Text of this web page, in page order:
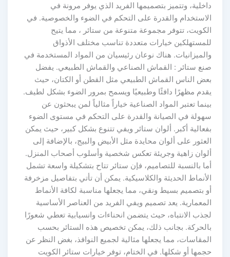
داخلية، وتتميز بتصميمها الفريد الذي يوفر مرونة في
الاستخدام والقدرة على التحكم في الضوء والخصوصية. في
الكويت، تتوفر مجموعة متنوعة من ستائر ، مما يتيح
للمستهلكين خيارات متعددة تناسب مختلف الأذواق
والميزانيات. هناك نوعان رئيسيان من المواد المستخدمة في
صنع ستائر : القماش الصناعي والقماش الطبيعي. يفضل
بعض الناس القماش الطبيعي مثل القطن أو الكتان، حيث
يقدم مظهرًا دافئًا وطبيعيًا ويسمح بمرور الضوء بشكل لطيف.
بينما تعتبر المواد الصناعية خياراً مثالياً لمن يبحثون عن
سهولة في الصيانة والقدرة على التحكم في مستوى الضوء
بفعالية أكبر. ألوان ستائر ويفي تتنوع بشكل كبير، حيث يمكن
العثور على ألوان محايدة مثل الأبيض والبيج، بالإضافة إلى
ألوان زاهية وجريئة تعكس شخصية وأسلوب أصحاب المنزل.
أما بالنسبة للتصاميم، فإن ستائر تتاح بتشكيلة واسعة تشمل
الأنماط الحديثة والكلاسيكية. يمكن أن تأتي بتفاصيل مزخرفة
أو بتصميم بسيط ونقي، مما يجعلها مناسبة لكافة الأنماط
المعمارية. يعد تصميم ويفي الفريد من العناصر الأساسية
لجذب الانتباه، حيث يتضمن انحناءات وانسيابية تعطي شعورًا
بالحركة. بجانب ذلك، يمكن تخصيص هذه الستائر بحسب
المقاسات، مما يجعلها مثالية لجميع النوافذ، بغض النظر عن
حجمها أو شكلها. في الختام، توفر خيارات ستائر الكويت